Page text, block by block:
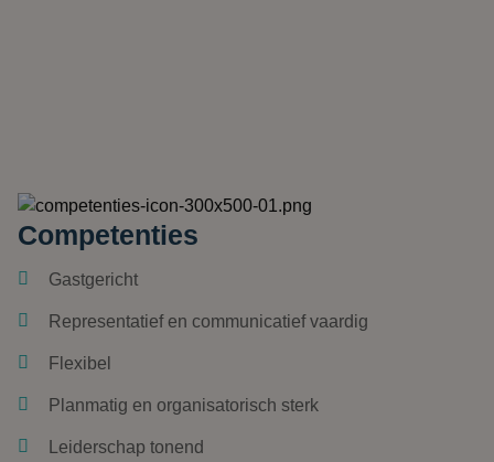
Competenties
Gastgericht
Representatief en communicatief vaardig
Flexibel
Planmatig en organisatorisch sterk
Leiderschap tonend